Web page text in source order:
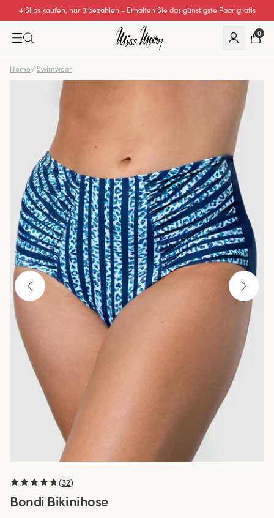
4 Slips kaufen, nur 3 bezahlen - Erhalten Sie das günstigste Paar gratis
0
Home / Swimwear
(32)
Bondi Bikinihose